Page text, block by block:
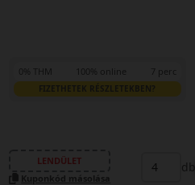
0% THM 100% online 7 perc
FIZETHETEK RÉSZLETEKBEN?
LENDÜLET
Kuponkód másolása
db